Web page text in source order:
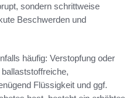
sondern schrittweise
Beschwerden und
häufig: Verstopfung oder
Flüssigkeit und ggf.